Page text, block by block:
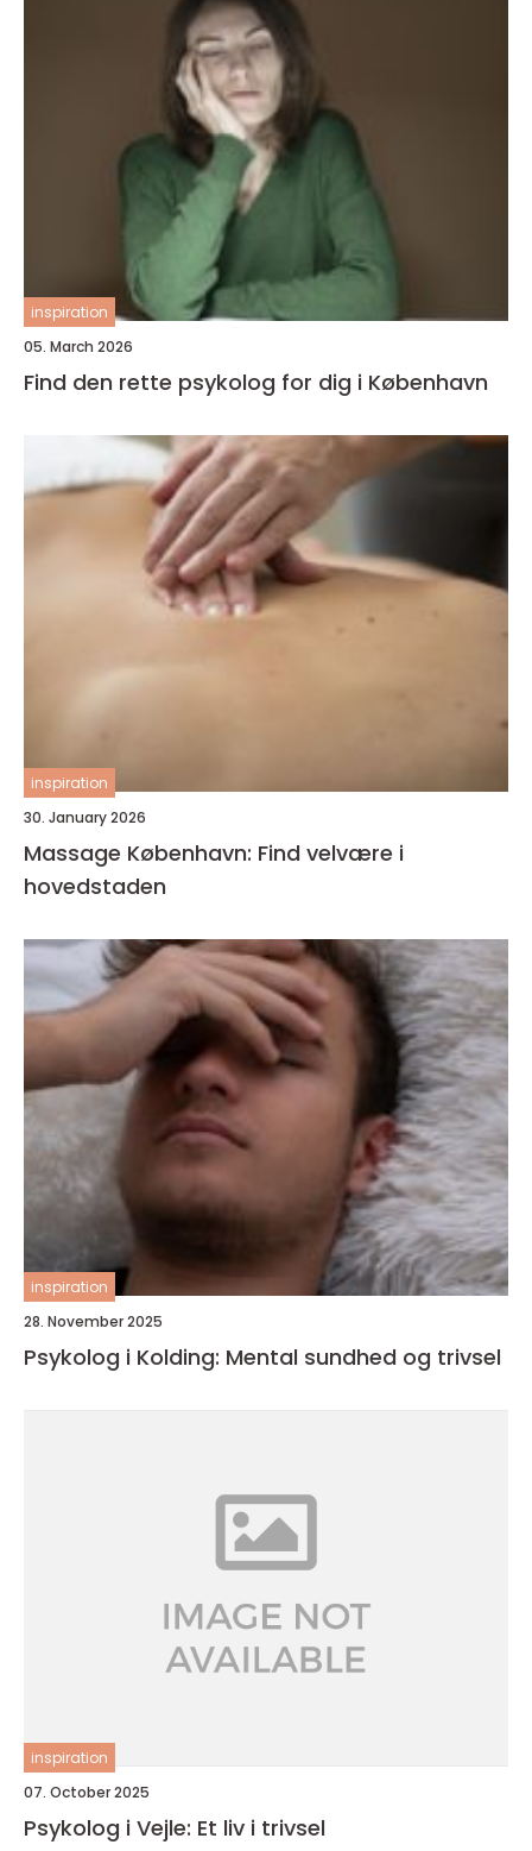
inspiration
05. March 2026
Find den rette psykolog for dig i København
inspiration
30. January 2026
Massage København: Find velvære i
hovedstaden
inspiration
28. November 2025
Psykolog i Kolding: Mental sundhed og trivsel
inspiration
07. October 2025
Psykolog i Vejle: Et liv i trivsel